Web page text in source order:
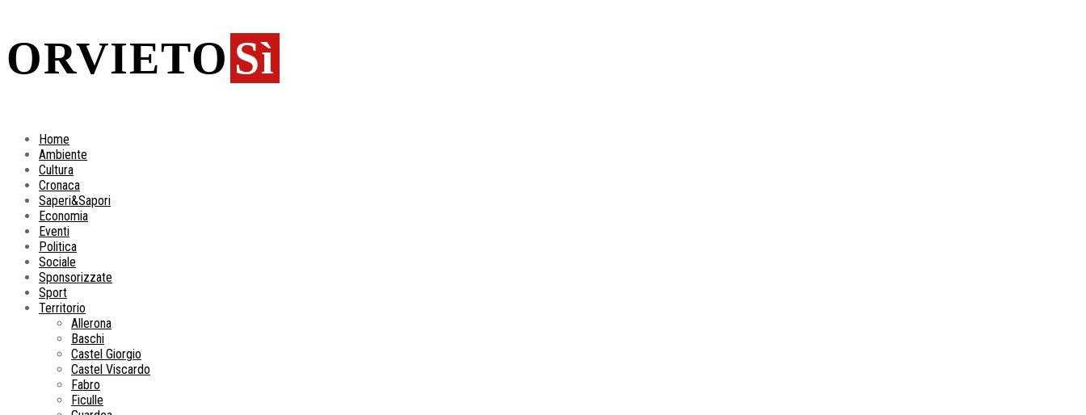
ORVIETO Sì
Home
Ambiente
Cultura
Cronaca
Saperi&Sapori
Economia
Eventi
Politica
Sociale
Sponsorizzate
Sport
Territorio
Allerona
Baschi
Castel Giorgio
Castel Viscardo
Fabro
Ficulle